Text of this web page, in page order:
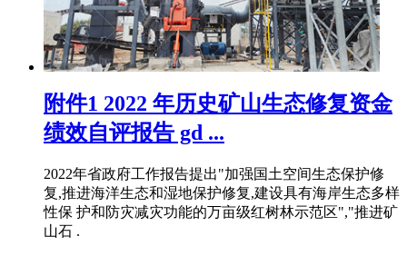
附件1 2022 年历史矿山生态修复资金
绩效自评报告 gd ...
2022年省政府工作报告提出"加强国土空间生态保护修
复,推进海洋生态和湿地保护修复,建设具有海岸生态多样
性保 护和防灾减灾功能的万亩级红树林示范区","推进矿
山石 .